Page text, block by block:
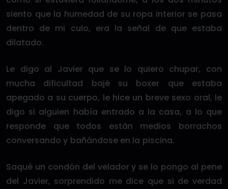
siento que la humedad de su ropa interior se pasa
dentro de mi culo, era la señal de que estaba
dilatado.
Le digo al Javier que se lo quiero chupar, con
mucha dificultad bajé su boxer que estaba
apegado a su cuerpo, le hice un breve sexo oral, le
digo si alguien había entrado a la casa, a lo que
responde que todos están medios borrachos
conversando y bañándose en la piscina.
Saqué un condón del velador y se lo pongo al pene
del Javier, sorprendido me dice que si de verdad